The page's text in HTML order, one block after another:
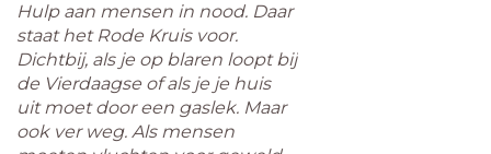
Hulp aan mensen in nood. Daar
staat het Rode Kruis voor.
Dichtbij, als je op blaren loopt bij
de Vierdaagse of als je je huis
uit moet door een gaslek. Maar
ook ver weg. Als mensen